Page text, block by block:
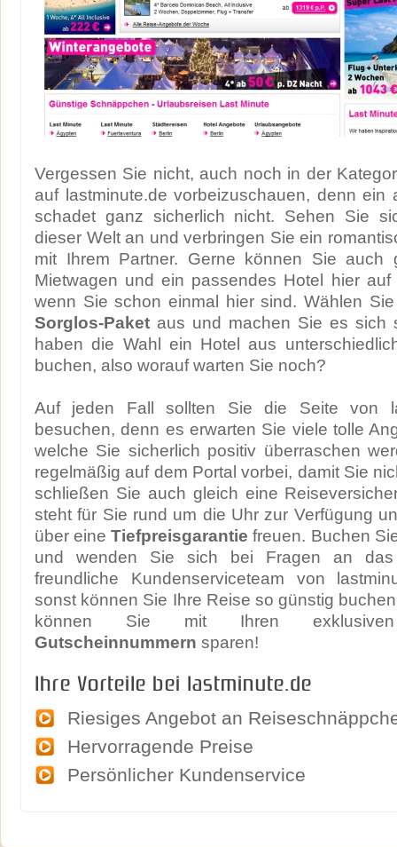
Vergessen Sie nicht, auch noch in der
auf lastminute.de vorbeizuschauen, denn ein
schadet ganz sicherlich nicht. Sehen Sie
dieser Welt an und verbringen Sie ein
mit Ihrem Partner. Gerne können Sie auch
Mietwagen und ein passendes Hotel hier
wenn Sie schon einmal hier sind. Wählen
Sorglos-Paket aus und machen Sie es sich
haben die Wahl ein Hotel aus
buchen, also worauf warten Sie noch?
Auf jeden Fall sollten Sie die Seite von
besuchen, denn es erwarten Sie viele tolle
welche Sie sicherlich positiv überraschen
regelmäßig auf dem Portal vorbei, damit Sie
schließen Sie auch gleich eine
steht für Sie rund um die Uhr zur Verfügung
über eineTiefpreisgarantie freuen. Buchen
und wenden Sie sich bei Fragen an das
freundliche Kundenserviceteam von
sonst können Sie Ihre Reise so günstig
können Sie mit Ihren
Gutscheinnummern sparen!
Ihre Vorteile bei lastminute.de
Riesiges Angebot an
Hervorragende Preise
Persönlicher Kundenservice